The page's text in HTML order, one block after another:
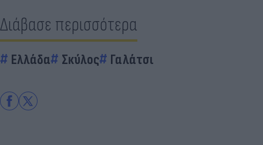
Διάβασε περισσότερα
Ελλάδα Σκύλος Γαλάτσι